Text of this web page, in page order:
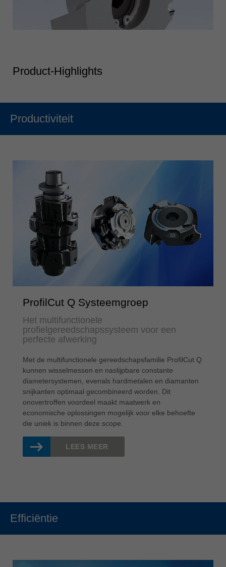
Product-Highlights
Productiviteit
ProfilCut Q Systeemgroep
Het multifunctionele
profielgereedschapssysteem voor een
perfecte afwerking
Met de multifunctionele gereedschapsfamilie ProfilCut Q
kunnen wisselmessen en naslijpbare constante
diametersystemen, evenals hardmetalen en diamanten
snijkanten optimaal gecombineerd worden. Dit
onovertroffen voordeel maakt maatwerk en
economische oplossingen mogelijk voor elke behoefte
die uniek is binnen deze scope.
LEES MEER
Efficiëntie